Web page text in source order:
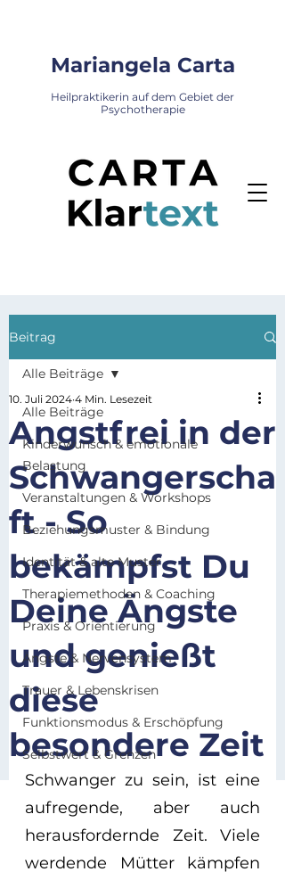
Mariangela Carta
Heilpraktikerin auf dem Gebiet der
Psychotherapie
Beitrag
Alle Beiträge
Kinderwunsch & emotionale
Belastung
Veranstaltungen & Workshops
Beziehungsmuster & Bindung
Identität & alte Muster
Therapiemethoden & Coaching
Praxis & Orientierung
Ängste & Nervensystem
Trauer & Lebenskrisen
Funktionsmodus & Erschöpfung
Selbstwert & Grenzen
Alle Beiträge
Angstfrei in der
Schwangerscha
ft - So
bekämpfst Du
Deine Ängste
und genießt
diese
besondere Zeit
10. Juli 2024 4 Min. Lesezeit
Schwanger zu sein, ist eine
aufregende, aber auch
herausfordernde Zeit. Viele
werdende Mütter kämpfen